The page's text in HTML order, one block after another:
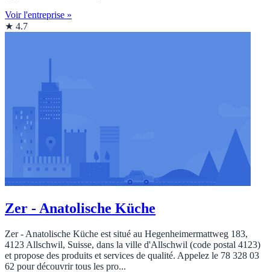
Voir l'entreprise »
★ 4.7
Zer - Anatolische Küche
Zer - Anatolische Küche est situé au Hegenheimermattweg 183,
4123 Allschwil, Suisse, dans la ville d'Allschwil (code postal 4123)
et propose des produits et services de qualité. Appelez le 78 328 03
62 pour découvrir tous les pro...